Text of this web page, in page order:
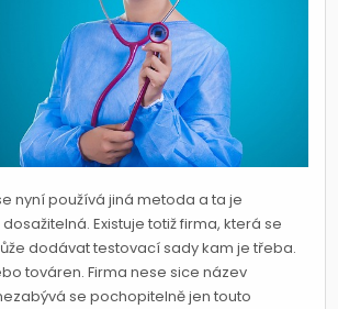
nyní používá jiná metoda a ta je
Existuje totiž firma, která se
dodávat testovací sady kam je třeba.
továren. Firma nese sice název
se pochopitelně jen touto